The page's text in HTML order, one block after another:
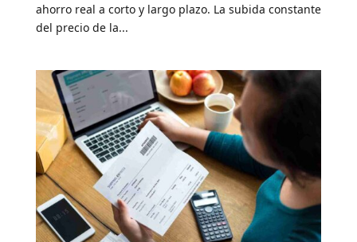
ahorro real a corto y largo plazo. La subida constante
del precio de la...